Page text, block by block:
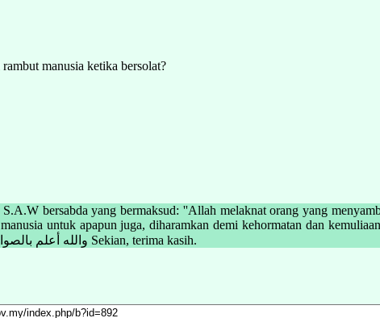
manusia ketika bersolat?
bersabda yang bermaksud: ''Allah melaknat orang yang
untuk apapun juga, diharamkan demi kehormatan dan
adalah haram. Bagaimanapun, solatnya sah, jika rambut tersebut tidak mengandungi najis. والله أعلم بالصواب Sekian, terima kasih.